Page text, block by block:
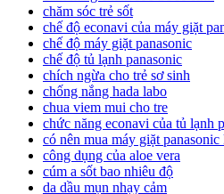
chăm sóc trẻ sốt
chế độ econavi của máy giặt
chế độ máy giặt panasonic
chế độ tủ lạnh panasonic
chích ngừa cho trẻ sơ sinh
chống nắng hada labo
chua viem mui cho tre
chức năng econavi của tủ lạnh
có nên mua máy giặt
công dụng của aloe vera
cúm a sốt bao nhiêu độ
da dầu mụn nhạy cảm